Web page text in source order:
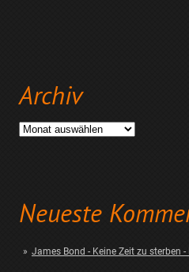
Archiv
Archiv
Neueste
James Bond - Keine Zeit zu sterben -